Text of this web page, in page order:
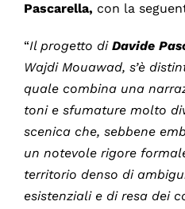
Pascarella, con la
“Il progetto di Davide
Wajdi Mouawad, s’è
quale combina una
toni e sfumature molto
scenica che, sebbene
un notevole rigore
territorio denso di
esistenziali e di resa dei